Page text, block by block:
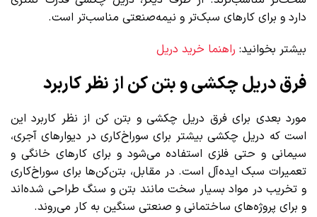
دارد و برای کارهای سبک‌تر و نیمه‌صنعتی مناسب‌تر است.
بیشتر بخوانید: راهنما خرید دریل
فرق دریل چکشی و بتن کن از نظر کاربرد
مورد بعدی برای فرق دریل چکشی و بتن کن از نظر کاربرد این
است که دریل چکشی بیشتر برای سوراخ‌کاری در دیوارهای آجری،
سیمانی و حتی فلزی استفاده می‌شود و برای کارهای خانگی و
تعمیرات سبک ایده‌آل است. در مقابل، بتن‌کن‌ها برای سوراخ‌کاری
و تخریب در مواد بسیار سخت مانند بتن و سنگ طراحی شده‌اند
و برای پروژه‌های ساختمانی و صنعتی سنگین به کار می‌روند.